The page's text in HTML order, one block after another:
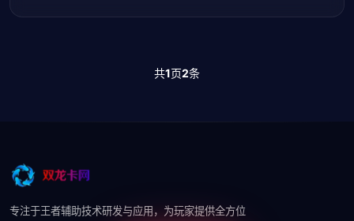
共1页2条
专注于王者辅助技术研发与应用，为玩家提供全方位